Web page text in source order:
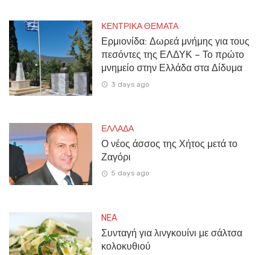
ΚΕΝΤΡΙΚΑ ΘΕΜΑΤΑ
Ερμιονίδα: Δωρεά μνήμης για τους
πεσόντες της ΕΛΔΥΚ – Το πρώτο
μνημείο στην Ελλάδα στα Δίδυμα
3 days ago
ΕΛΛΑΔΑ
Ο νέος άσσος της Χήτος μετά το
Ζαγόρι
5 days ago
NEA
Συνταγή για λινγκουίνι με σάλτσα
κολοκυθιού